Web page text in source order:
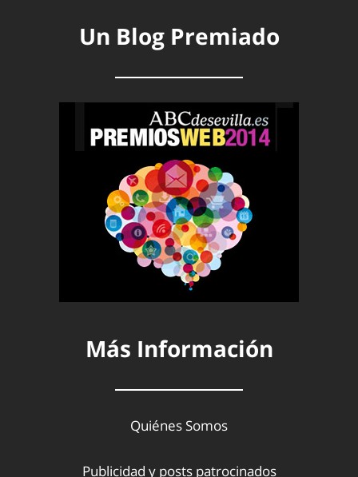
Un Blog Premiado
Más Información
Quiénes Somos
Publicidad y posts patrocinados